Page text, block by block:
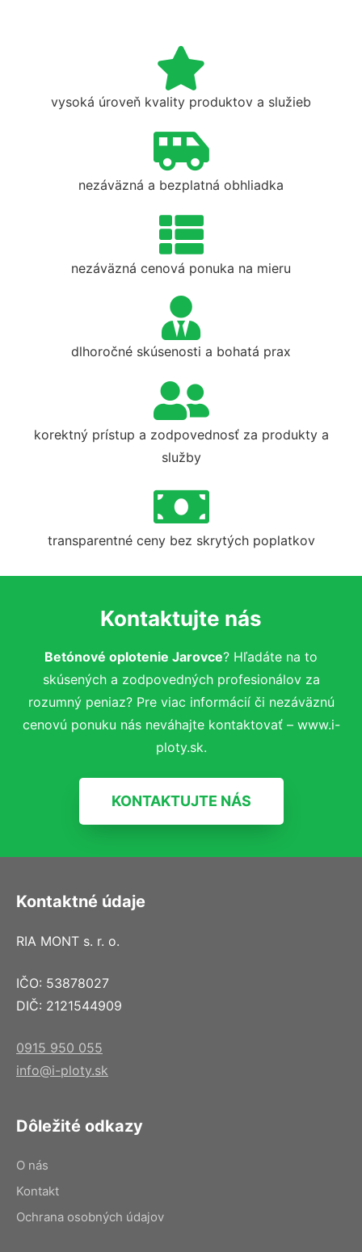
vysoká úroveň kvality produktov a služieb
nezáväzná a bezplatná obhliadka
nezáväzná cenová ponuka na mieru
dlhoročné skúsenosti a bohatá prax
korektný prístup a zodpovednosť za produkty a
služby
transparentné ceny bez skrytých poplatkov
Kontaktujte nás
Betónové oplotenie Jarovce? Hľadáte na to
skúsených a zodpovedných profesionálov za
rozumný peniaz? Pre viac informácií či nezáväznú
cenovú ponuku nás neváhajte kontaktovať – www.i-
ploty.sk.
KONTAKTUJTE NÁS
Kontaktné údaje
RIA MONT s. r. o.
IČO: 53878027
DIČ: 2121544909
0915 950 055
info@i-ploty.sk
Dôležité odkazy
O nás
Kontakt
Ochrana osobných údajov